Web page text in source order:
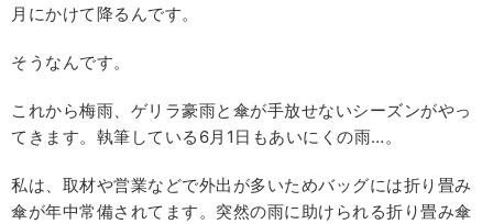
月にかけて降るんです。
そうなんです。
これから梅雨、ゲリラ豪雨と傘が手放せないシーズンがやっ
てきます。執筆している6月1日もあいにくの雨…。
私は、取材や営業などで外出が多いためバッグには折り畳み
傘が年中常備されてます。突然の雨に助けられる折り畳み傘